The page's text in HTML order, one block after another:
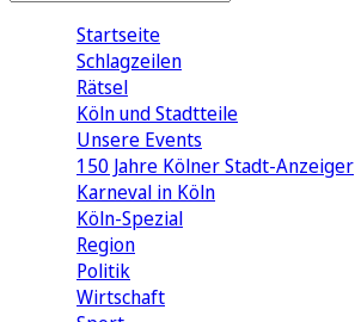
Startseite
Schlagzeilen
Rätsel
Köln und Stadtteile
Unsere Events
150 Jahre Kölner Stadt-Anzeiger
Karneval in Köln
Köln-Spezial
Region
Politik
Wirtschaft